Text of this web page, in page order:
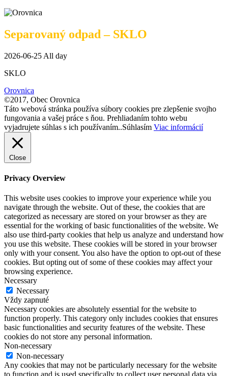
Separovaný odpad – SKLO
2026-06-25 All day
SKLO
Orovnica
©2017, Obec Orovnica
Táto webová stránka používa súbory cookies pre zlepšenie svojho
fungovania a vašej práce s ňou. Prehliadaním tohto webu
vyjadrujete súhlas s ich používaním..Súhlasím Viac informácií
Close
Privacy Overview
This website uses cookies to improve your experience while you
navigate through the website. Out of these, the cookies that are
categorized as necessary are stored on your browser as they are
essential for the working of basic functionalities of the website. We
also use third-party cookies that help us analyze and understand how
you use this website. These cookies will be stored in your browser
only with your consent. You also have the option to opt-out of these
cookies. But opting out of some of these cookies may affect your
browsing experience.
Necessary
Necessary
Vždy zapnuté
Necessary cookies are absolutely essential for the website to
function properly. This category only includes cookies that ensures
basic functionalities and security features of the website. These
cookies do not store any personal information.
Non-necessary
Non-necessary
Any cookies that may not be particularly necessary for the website